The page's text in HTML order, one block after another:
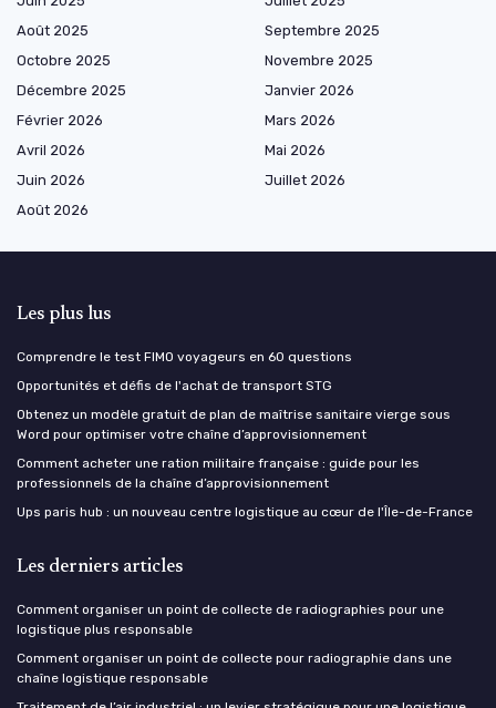
Août 2025
Septembre 2025
Octobre 2025
Novembre 2025
Décembre 2025
Janvier 2026
Février 2026
Mars 2026
Avril 2026
Mai 2026
Juin 2026
Juillet 2026
Août 2026
Les plus lus
Comprendre le test FIMO voyageurs en 60 questions
Opportunités et défis de l'achat de transport STG
Obtenez un modèle gratuit de plan de maîtrise sanitaire vierge sous
Word pour optimiser votre chaîne d’approvisionnement
Comment acheter une ration militaire française : guide pour les
professionnels de la chaîne d’approvisionnement
Ups paris hub : un nouveau centre logistique au cœur de l'Île-de-France
Les derniers articles
Comment organiser un point de collecte de radiographies pour une
logistique plus responsable
Comment organiser un point de collecte pour radiographie dans une
chaîne logistique responsable